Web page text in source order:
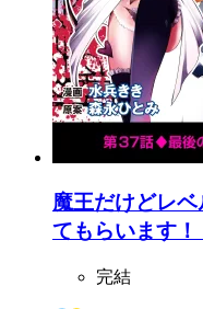
魔王だけどレ
てもらいます！
完結